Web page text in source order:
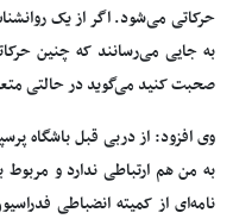
حرکاتی می‌شود. اگر از یک
به جایی می‌رسانند که چنین
صحبت کنید می‌گوید در حالتی
وی افزود: از دربی قبل باشگاه
به من هم ارتباطی ندارد و
نامه‌ای از کمیته انضباطی